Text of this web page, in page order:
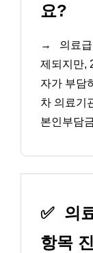
요?
→
의료
제되지만,
자가 부담
차 의료기
본인부담
✅ 의
항목